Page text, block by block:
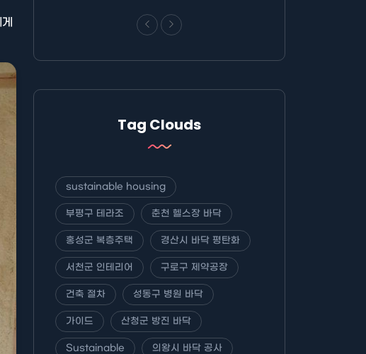
Tag Clouds
sustainable housing
부평구 테라조 춘천 헬스장 바닥
홍성군 복층주택 경산시 바닥 평탄화
서천군 인테리어 구로구 제약공장
건축 절차 성동구 병원 바닥
가이드 산청군 방진 바닥
Sustainable 의왕시 바닥 공사